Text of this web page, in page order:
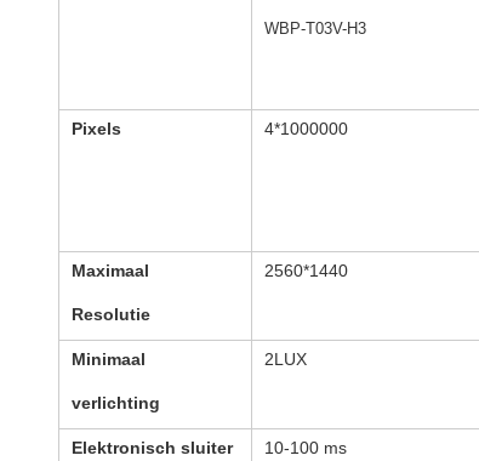
WBP-T03V-H3
Pixels 4*1000000
Maximaal
Resolutie
2560*1440
Minimaal
verlichting
2LUX
Elektronisch sluiter 10-100 ms